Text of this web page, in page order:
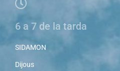
6 a 7 de la tarda
SIDAMON
Dijous